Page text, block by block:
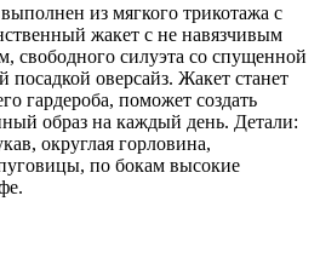
из мягкого трикотажа с
жакет с не навязчивым
свободного силуэта со спущенной
посадкой оверсайз. Жакет станет
гардероба, поможет создать
образ на каждый день. Детали:
округлая горловина,
по бокам высокие